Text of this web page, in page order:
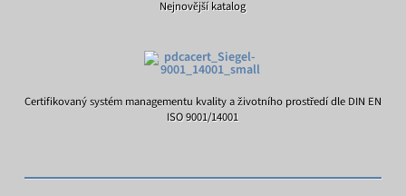
Nejnovější katalog
Certifikovaný systém managementu kvality a životního prostředí dle DIN EN
ISO 9001/14001